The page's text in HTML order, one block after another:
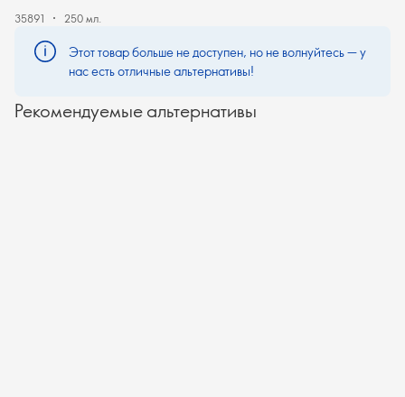
35891 250 мл.
Этот товар больше не доступен, но не волнуйтесь — у
нас есть отличные альтернативы!
Рекомендуемые альтернативы